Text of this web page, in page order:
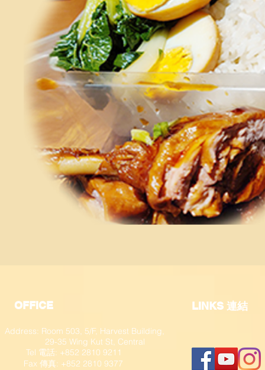
OFFICE
Address: Room 503, 5/F, Harvest Building,
29-35 Wing Kut St, Central
Tel 電話: +852 2810 9211
Fax 傳真: +852 2810 9377
​LINKS 連結